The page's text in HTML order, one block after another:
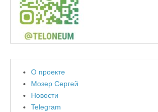
О проекте
Мозер Сергей
Новости
Telegram